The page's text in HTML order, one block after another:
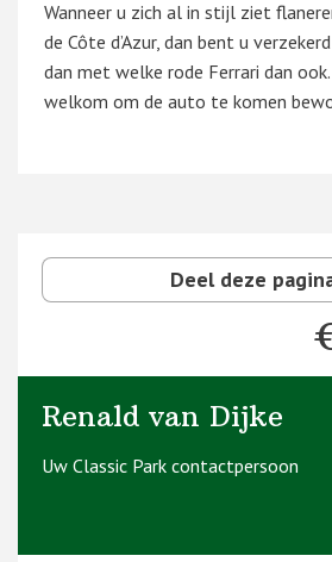
Wanneer u zich al in stijl ziet
de Côte d’Azur, dan bent u
dan met welke rode Ferrari dan
welkom om de auto te komen
Deel deze
Renald van Dijke
Uw Classic Park contactpersoon